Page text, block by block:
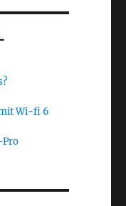
Wi-fi 6
Pro